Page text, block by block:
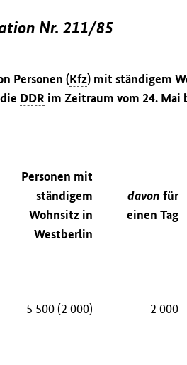
Nr. 211/85
Personen (Kfz) mit ständigem
DDR im Zeitraum vom 24. Mai
Personen mit
ständigem
Wohnsitz in
Westberlin
davon für
einen Tag
5 500 (2 000) 2 000